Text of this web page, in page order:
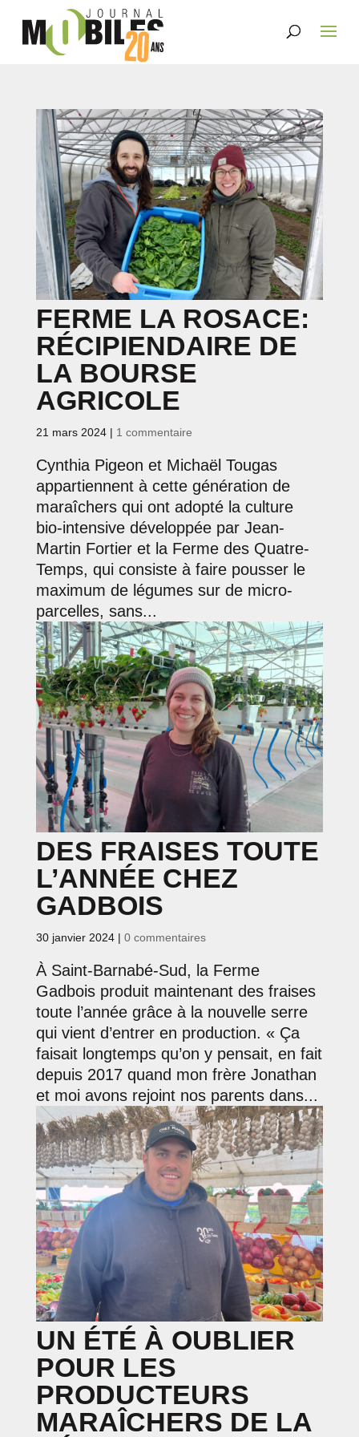
FERME LA ROSACE:
RÉCIPIENDAIRE DE
LA BOURSE
AGRICOLE
21 mars 2024| 1 commentaire
Cynthia Pigeon et Michaël Tougas
appartiennent à cette génération de
maraîchers qui ont adopté la culture
bio-intensive développée par Jean-
Martin Fortier et la Ferme des Quatre-
Temps, qui consiste à faire pousser le
maximum de légumes sur de micro-
parcelles, sans...
DES FRAISES TOUTE
L’ANNÉE CHEZ
GADBOIS
30 janvier 2024| 0 commentaires
À Saint-Barnabé-Sud, la Ferme
Gadbois produit maintenant des fraises
toute l’année grâce à la nouvelle serre
qui vient d’entrer en production. « Ça
faisait longtemps qu’on y pensait, en fait
depuis 2017 quand mon frère Jonathan
et moi avons rejoint nos parents dans...
UN ÉTÉ À OUBLIER
POUR LES
PRODUCTEURS
MARAÎCHERS DE LA